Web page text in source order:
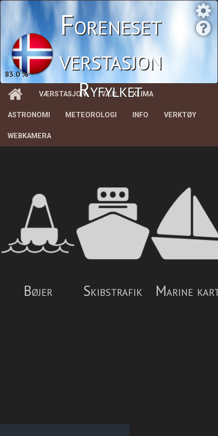
83.0 %
Foreneset
verstasjon
Ryfylket
VÆRSTASJON VÆR KLIMA
ASTRONOMI METEOROLOGI INFO VERKTØY
WEBKAMERA
Bøjer Skibstrafik Marine